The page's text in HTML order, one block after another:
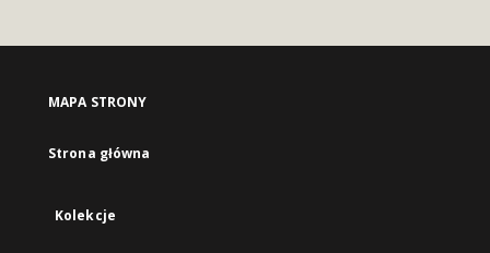
MAPA STRONY
Strona główna
Kolekcje